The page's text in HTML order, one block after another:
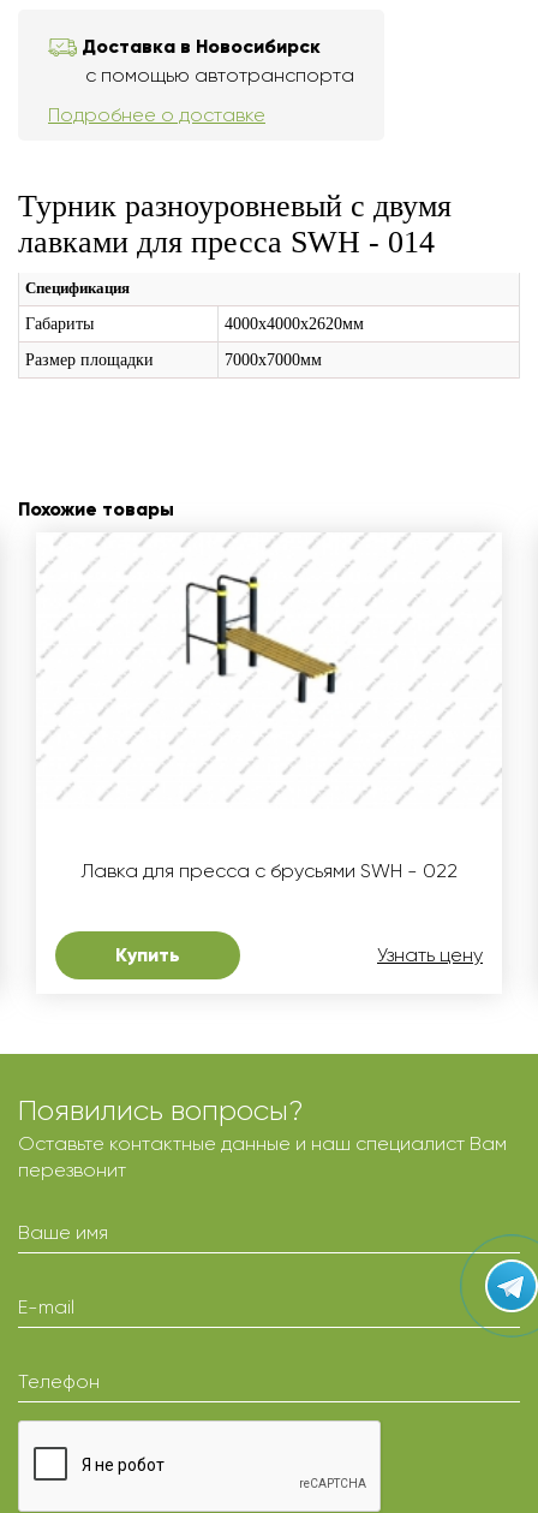
Доставка в Новосибирск
с помощью автотранспорта
Подробнее о доставке
Турник разноуровневый с двумя
лавками для пресса SWH - 014
Спецификация
Габариты
4000х4000х2620мм
Размер площадки
7000х7000мм
Похожие товары
Лавка для пресса с брусьями SWH - 022
Купить Узнать цену
Появились вопросы?
Оставьте контактные данные и наш специалист Вам
перезвонит
Ваше имя
E-mail
Телефон